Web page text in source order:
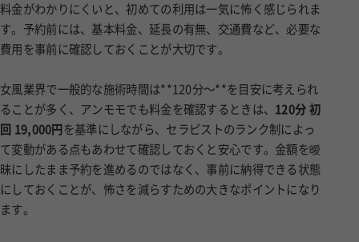
料金がわかりにくいと、初めての利用は一気に怖く感じられま
す。予約前には、基本料金、延長の有無、交通費など、必要な
費用を事前に確認しておくことが大切です。
女風業界で一般的な施術時間は**120分〜**を目安に考えられ
ることが多く、アンモモでも料金を確認するときは、 120分 初
回 19,000円 を基準にしながら、セラピストのランク制によっ
て変動がある点もあわせて確認しておくと安心です。金額を曖
昧にしたまま予約を進めるのではなく、事前に納得できる状態
にしておくことが、怖さを減らすための大きなポイントになり
ます。